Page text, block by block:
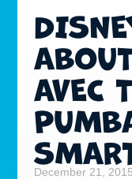
AVEC
December 21,